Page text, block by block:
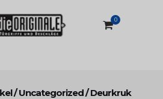
0
/Uncategorized/Deurkruk